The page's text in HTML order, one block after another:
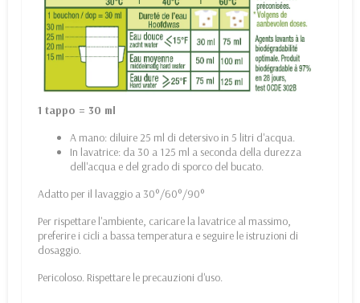
1 tappo = 30 ml
A mano: diluire 25 ml di detersivo in 5 litri d'acqua.
In lavatrice: da 30 a 125 ml a seconda della durezza
dell'acqua e del grado di sporco del bucato.
Adatto per il lavaggio a 30°/60°/90°
Per rispettare l'ambiente, caricare la lavatrice al massimo,
preferire i cicli a bassa temperatura e seguire le istruzioni di
dosaggio.
Pericoloso. Rispettare le precauzioni d'uso.